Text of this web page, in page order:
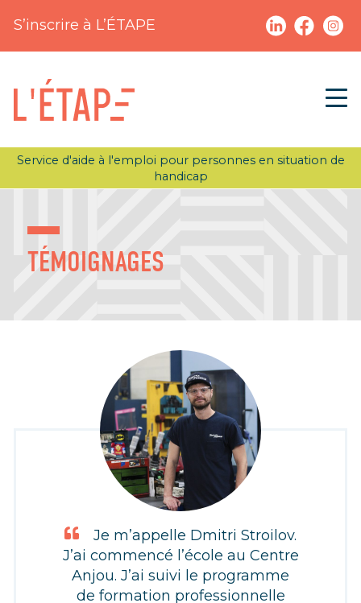
S’inscrire à L’ÉTAPE
Service d'aide à l'emploi pour personnes en situation de
handicap
TÉMOIGNAGES
Je m’appelle Dmitri Stroilov.
J’ai commencé l’école au Centre
Anjou. J’ai suivi le programme
de formation professionnelle